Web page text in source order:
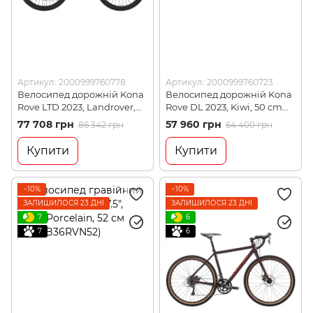
Артикул: 2000999760778
Велосипед дорожній Kona
Rove LTD 2023, Landrover,
50 (KNA B36RVL50)
77 708 грн 86 342 грн
Купити
Артикул: 2000999760723
Велосипед дорожній Kona
Rove DL 2023, Kiwi, 50 cm
(KNA B36RVSD50)
57 960 грн 64 400 грн
Купити
−10%
ЗАЛИШИЛОСЯ 23 ДНІ
7
7
−10%
ЗАЛИШИЛОСЯ 23 ДНІ
6
6